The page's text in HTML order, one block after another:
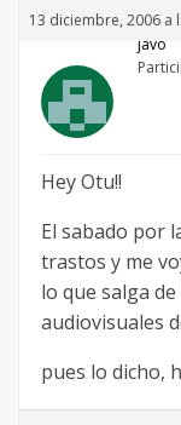
13 diciembre, 2006 a
javo
Hey Otu!!
El sabado por
trastos y me
lo que salga
audiovisuales
pues lo dicho,